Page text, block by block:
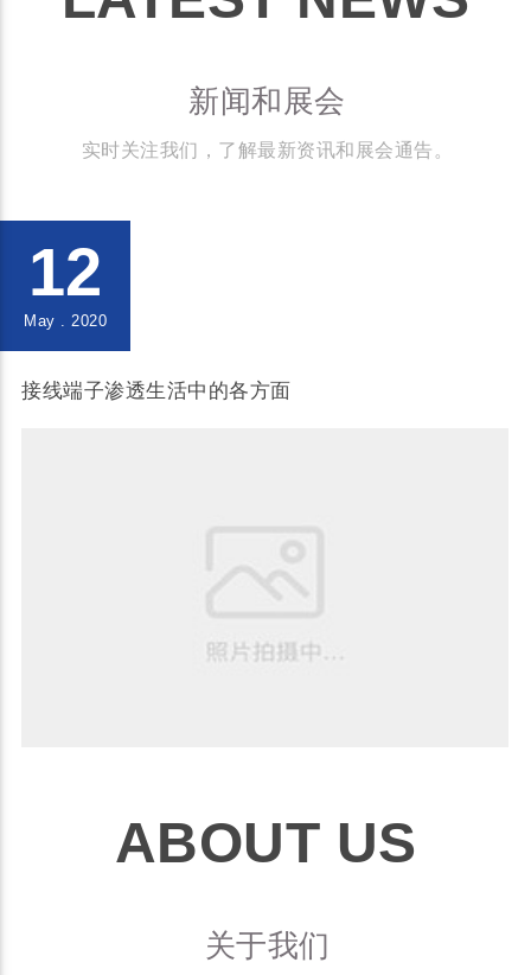
新闻和展会
实时关注我们，了解最新资讯和展会通告。
12
May . 2020
接线端子渗透生活中的各方面
ABOUT US
关于我们